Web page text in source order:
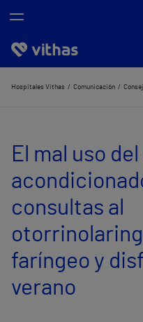
Nosotros
Servicios de salud
Equipo médico y asistencial
Comunicación
Hospitales Vithas Comunicación
El mal uso
consultas al
faríngeo y
verano